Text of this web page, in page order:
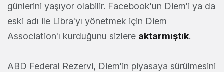
günlerini yaşıyor olabilir. Facebook'un Diem'i ya da
eski adı ile Libra'yı yönetmek için Diem
Association'ı kurduğunu sizlere aktarmıştık.
ABD Federal Rezervi, Diem'in piyasaya sürülmesini